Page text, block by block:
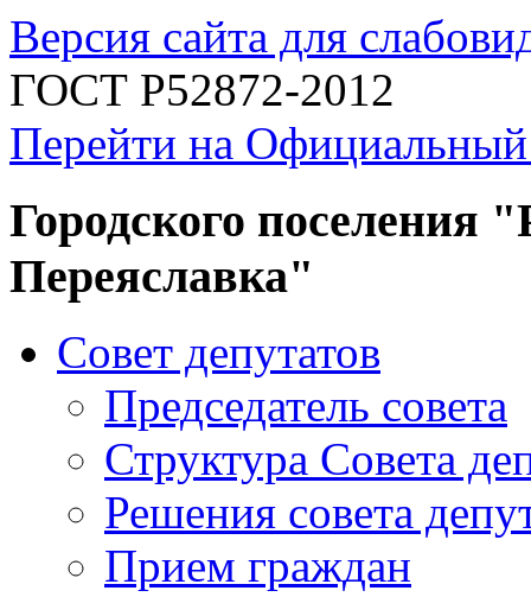
Версия сайта для
ГОСТ Р52872-2012
Перейти на
Городского поселения
Переяславка"
Совет депутатов
Председатель совета
Структура Совета
Решения совета
Прием граждан